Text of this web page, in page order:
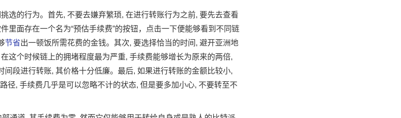
选的行为。首先, 不要去嫌弃繁琐, 在进行转账行为之前, 要先去查看
里面存在一个名为“预估手续费”的按钮，点击一下便能够看到不同链
节省出一顿饭所需花费的金钱。其次, 要选择恰当的时间, 避开亚洲地
这个时候链上的拥堵程度最为严重, 手续费能够增长为原来的两倍,
段进行转账, 其价格十分低廉。最后, 如果进行转账的金额比较小,
径, 手续费几乎是可以忽略不计的状态, 但是要多加小心, 不要转至不